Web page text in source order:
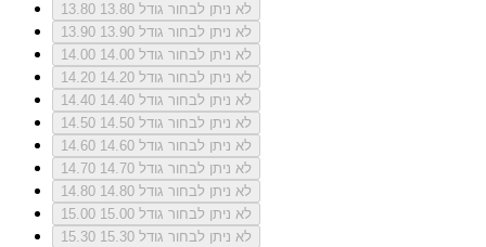
13.80
לא ניתן לבחור גודל 13.80
13.90
לא ניתן לבחור גודל 13.90
14.00
לא ניתן לבחור גודל 14.00
14.20
לא ניתן לבחור גודל 14.20
14.40
לא ניתן לבחור גודל 14.40
14.50
לא ניתן לבחור גודל 14.50
14.60
לא ניתן לבחור גודל 14.60
14.70
לא ניתן לבחור גודל 14.70
14.80
לא ניתן לבחור גודל 14.80
15.00
לא ניתן לבחור גודל 15.00
15.30
לא ניתן לבחור גודל 15.30